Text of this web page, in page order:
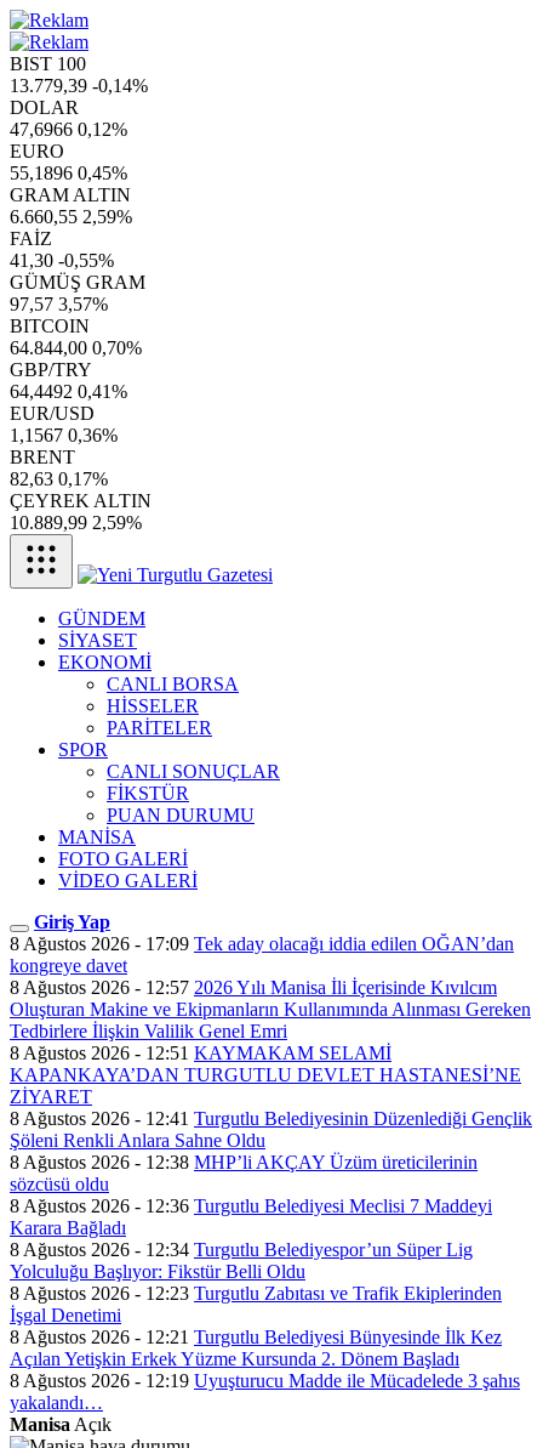
BIST 100
13.779,39 -0,14%
DOLAR
47,6966 0,12%
EURO
55,1896 0,45%
GRAM ALTIN
6.660,55 2,59%
FAİZ
41,30 -0,55%
GÜMÜŞ GRAM
97,57 3,57%
BITCOIN
64.844,00 0,70%
GBP/TRY
64,4492 0,41%
EUR/USD
1,1567 0,36%
BRENT
82,63 0,17%
ÇEYREK ALTIN
10.889,99 2,59%
GÜNDEM
SİYASET
EKONOMİ
CANLI BORSA
HİSSELER
PARİTELER
SPOR
CANLI SONUÇLAR
FİKSTÜR
PUAN DURUMU
MANİSA
FOTO GALERİ
VİDEO GALERİ
Giriş Yap
8 Ağustos 2026 - 17:09 Tek aday olacağı iddia edilen OĞAN’dan
kongreye davet
8 Ağustos 2026 - 12:57 2026 Yılı Manisa İli İçerisinde Kıvılcım
Oluşturan Makine ve Ekipmanların Kullanımında Alınması Gereken
Tedbirlere İlişkin Valilik Genel Emri
8 Ağustos 2026 - 12:51 KAYMAKAM SELAMİ
KAPANKAYA’DAN TURGUTLU DEVLET HASTANESİ’NE
ZİYARET
8 Ağustos 2026 - 12:41 Turgutlu Belediyesinin Düzenlediği Gençlik
Şöleni Renkli Anlara Sahne Oldu
8 Ağustos 2026 - 12:38 MHP’li AKÇAY Üzüm üreticilerinin
sözcüsü oldu
8 Ağustos 2026 - 12:36 Turgutlu Belediyesi Meclisi 7 Maddeyi
Karara Bağladı
8 Ağustos 2026 - 12:34 Turgutlu Belediyespor’un Süper Lig
Yolculuğu Başlıyor: Fikstür Belli Oldu
8 Ağustos 2026 - 12:23 Turgutlu Zabıtası ve Trafik Ekiplerinden
İşgal Denetimi
8 Ağustos 2026 - 12:21 Turgutlu Belediyesi Bünyesinde İlk Kez
Açılan Yetişkin Erkek Yüzme Kursunda 2. Dönem Başladı
8 Ağustos 2026 - 12:19 Uyuşturucu Madde ile Mücadelede 3 şahıs
yakalandı…
Manisa Açık